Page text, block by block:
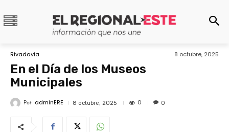
Rivadavia 8 octubre, 2025
En el Día de los Museos
Municipales
Por adminERE 8 octubre, 2025 0 0